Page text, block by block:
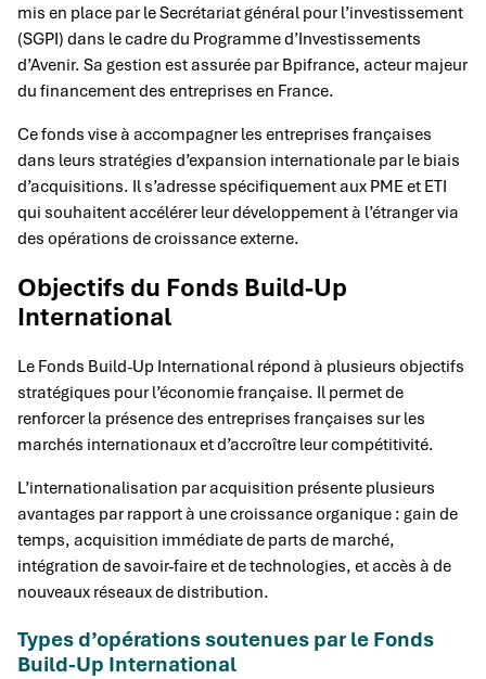
mis en place par le Secrétariat général pour l’investissement
(SGPI) dans le cadre du Programme d’Investissements
d’Avenir. Sa gestion est assurée par Bpifrance, acteur majeur
du financement des entreprises en France.
Ce fonds vise à accompagner les entreprises françaises
dans leurs stratégies d’expansion internationale par le biais
d’acquisitions. Il s’adresse spécifiquement aux PME et ETI
qui souhaitent accélérer leur développement à l’étranger via
des opérations de croissance externe.
Objectifs du Fonds Build-Up
International
Le Fonds Build-Up International répond à plusieurs objectifs
stratégiques pour l’économie française. Il permet de
renforcer la présence des entreprises françaises sur les
marchés internationaux et d’accroître leur compétitivité.
L’internationalisation par acquisition présente plusieurs
avantages par rapport à une croissance organique : gain de
temps, acquisition immédiate de parts de marché,
intégration de savoir-faire et de technologies, et accès à de
nouveaux réseaux de distribution.
Types d’opérations soutenues par le Fonds
Build-Up International